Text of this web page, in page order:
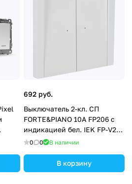
692 руб.
Выключатель 2-кл. СП
FORTE&PIANO 10А FP206 с
индикацией бел. IEK FP-V20-
1-10-1-K01
0 0 В наличии
В корзину